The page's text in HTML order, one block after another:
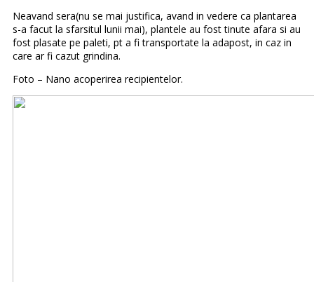
Neavand sera(nu se mai justifica, avand in vedere ca plantarea
s-a facut la sfarsitul lunii mai), plantele au fost tinute afara si au
fost plasate pe paleti, pt a fi transportate la adapost, in caz in
care ar fi cazut grindina.
Foto – Nano acoperirea recipientelor.